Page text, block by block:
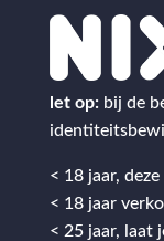
let op: bij de
< 18 jaar,
< 18 jaar
< 25 jaar, laat